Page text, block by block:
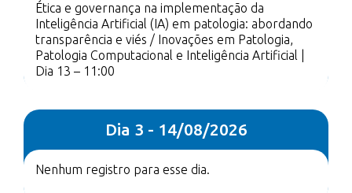
Ética e governança na implementação da
Inteligência Artificial (IA) em patologia: abordando
transparência e viés / Inovações em Patologia,
Patologia Computacional e Inteligência Artificial |
Dia 13 – 11:00
Dia 3 - 14/08/2026
Nenhum registro para esse dia.